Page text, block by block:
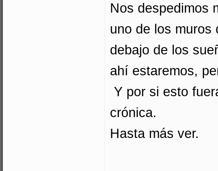
Nos despedimos
uno de los muros
debajo de los
ahí estaremos,
Y por si esto
crónica.
Hasta más ver.